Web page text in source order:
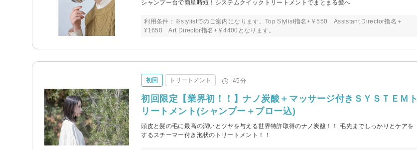
シャンプー台で簡単時短！システムクイックトリートメントでまとまる髪へ
利用条件：※stylistでのご案内になります。Top Stylist指名+￥550 Assistant Director指名＋
¥1650 Art Director指名+￥4400となります。
初回 トリートメント 45分
初回限定【業界初！！】ナノ炭酸＋マッサージ付きＳＹＳＴＥＭト
リートメント(シャンプー＋ブロー込)
頭皮と髪の毛に最高の潤いとツヤを与える世界特許取得のナノ炭酸！！ 毛先までしっかりとケアを
するスチーマー付き泡状のトリートメント！！